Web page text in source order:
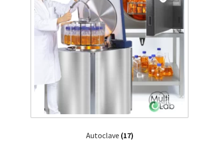
Autoclave (17)